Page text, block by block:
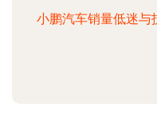
小鹏汽车销量低迷与